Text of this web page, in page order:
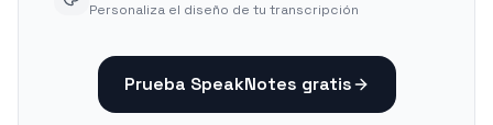
Personaliza el diseño de tu transcripción
Prueba SpeakNotes gratis